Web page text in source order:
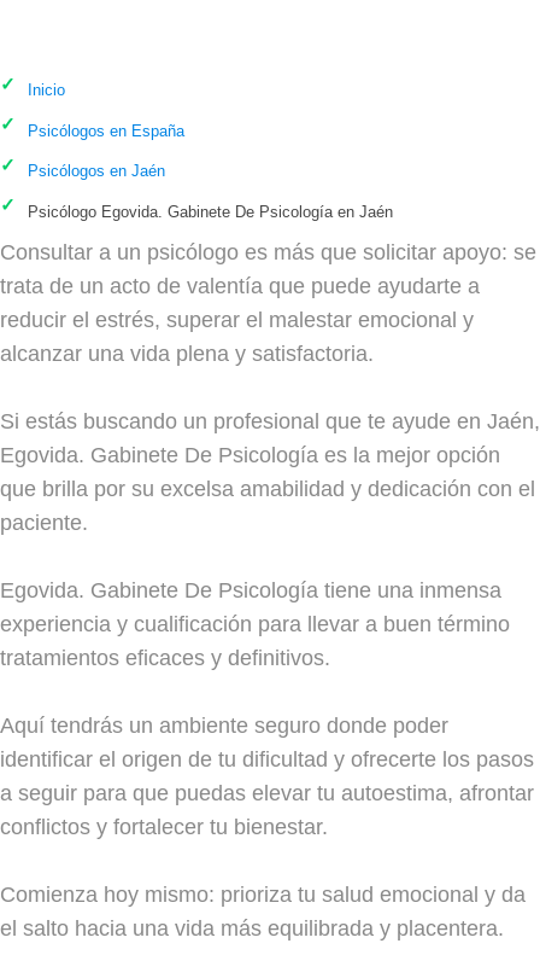
Inicio
Psicólogos en España
Psicólogos en Jaén
Psicólogo Egovida. Gabinete De Psicología en Jaén
Consultar a un psicólogo es más que solicitar apoyo: se
trata de un acto de valentía que puede ayudarte a
reducir el estrés, superar el malestar emocional y
alcanzar una vida plena y satisfactoria.
Si estás buscando un profesional que te ayude en Jaén,
Egovida. Gabinete De Psicología es la mejor opción
que brilla por su excelsa amabilidad y dedicación con el
paciente.
Egovida. Gabinete De Psicología tiene una inmensa
experiencia y cualificación para llevar a buen término
tratamientos eficaces y definitivos.
Aquí tendrás un ambiente seguro donde poder
identificar el origen de tu dificultad y ofrecerte los pasos
a seguir para que puedas elevar tu autoestima, afrontar
conflictos y fortalecer tu bienestar.
Comienza hoy mismo: prioriza tu salud emocional y da
el salto hacia una vida más equilibrada y placentera.